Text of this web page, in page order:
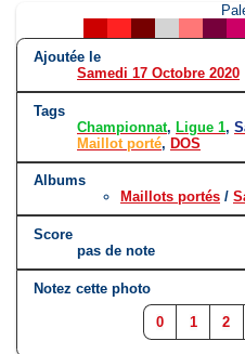
Ajoutée le
Samedi 17 Octobre 2020
Tags
Championnat, Ligue 1,
Maillot porté, DOS
Albums
Maillots portés /
Score
pas de note
Notez cette photo
0 1 2